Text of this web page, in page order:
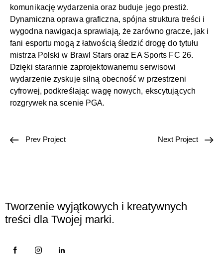
komunikację wydarzenia oraz buduje jego prestiż.
Dynamiczna oprawa graficzna, spójna struktura treści i
wygodna nawigacja sprawiają, że zarówno gracze, jak i
fani esportu mogą z łatwością śledzić drogę do tytułu
mistrza Polski w Brawl Stars oraz EA Sports FC 26.
Dzięki starannie zaprojektowanemu serwisowi
wydarzenie zyskuje silną obecność w przestrzeni
cyfrowej, podkreślając wagę nowych, ekscytujących
rozgrywek na scenie PGA.
Prev Project Next Project
Tworzenie wyjątkowych i kreatywnych
treści dla Twojej marki.